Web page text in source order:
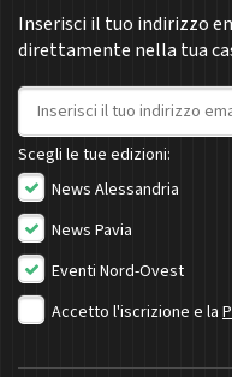
Inserisci il tuo indirizzo
direttamente nella tua
Indirizzo email
Scegli le tue edizioni:
News Alessandria
News Pavia
Eventi Nord-Ovest
Accetto l'iscrizione e la